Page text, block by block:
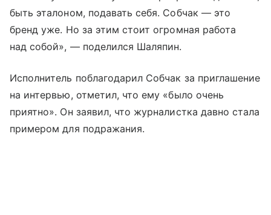
быть эталоном, подавать себя. Собчак — это
бренд уже. Но за этим стоит огромная работа
над собой», — поделился Шаляпин.
Исполнитель поблагодарил Собчак за приглашение
на интервью, отметил, что ему «было очень
приятно». Он заявил, что журналистка давно стала
примером для подражания.